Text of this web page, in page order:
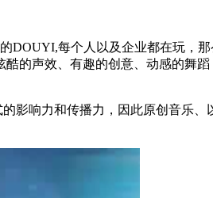
DOUYI,每个人以及企业都在玩，
的声效、有趣的创意、动感的舞蹈
影响力和传播力，因此原创音乐、